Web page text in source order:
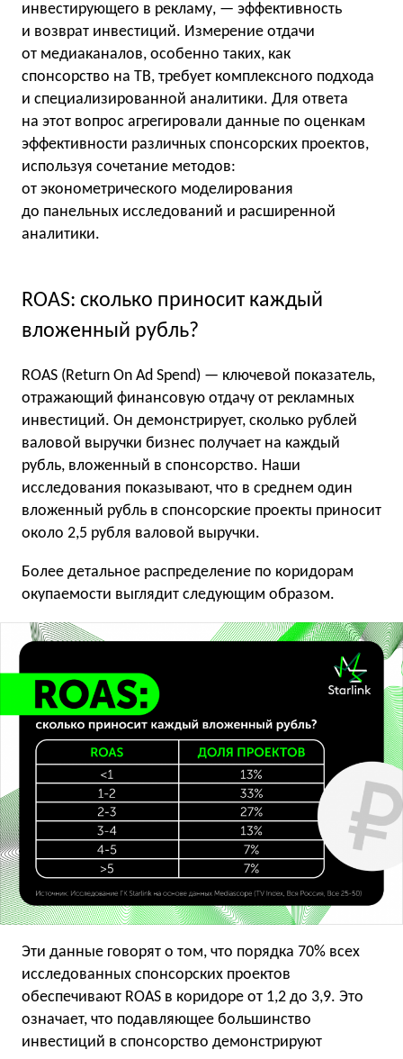
инвестирующего в рекламу, — эффективность
и возврат инвестиций. Измерение отдачи
от медиаканалов, особенно таких, как
спонсорство на ТВ, требует комплексного подхода
и специализированной аналитики. Для ответа
на этот вопрос агрегировали данные по оценкам
эффективности различных спонсорских проектов,
используя сочетание методов:
от эконометрического моделирования
до панельных исследований и расширенной
аналитики.
ROAS: сколько приносит каждый
вложенный рубль?
ROAS (Return On Ad Spend) — ключевой показатель,
отражающий финансовую отдачу от рекламных
инвестиций. Он демонстрирует, сколько рублей
валовой выручки бизнес получает на каждый
рубль, вложенный в спонсорство. Наши
исследования показывают, что в среднем один
вложенный рубль в спонсорские проекты приносит
около 2,5 рубля валовой выручки.
Более детальное распределение по коридорам
окупаемости выглядит следующим образом.
Эти данные говорят о том, что порядка 70% всех
исследованных спонсорских проектов
обеспечивают ROAS в коридоре от 1,2 до 3,9. Это
означает, что подавляющее большинство
инвестиций в спонсорство демонстрируют